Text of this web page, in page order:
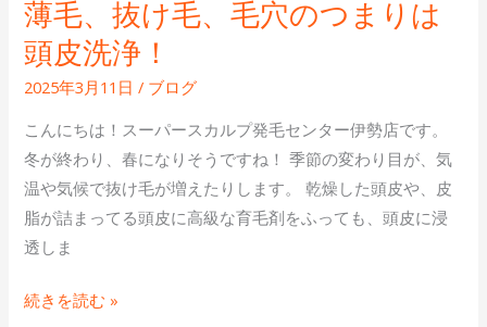
薄毛、抜け毛、毛穴のつまりは
頭皮洗浄！
2025年3月11日/ ブログ
こんにちは！スーパースカルプ発毛センター伊勢店です。
冬が終わり、春になりそうですね！ 季節の変わり目が、気
温や気候で抜け毛が増えたりします。 乾燥した頭皮や、皮
脂が詰まってる頭皮に高級な育毛剤をふっても、頭皮に浸
透しま
り
は
頭
皮
洗
浄！
続きを読む »